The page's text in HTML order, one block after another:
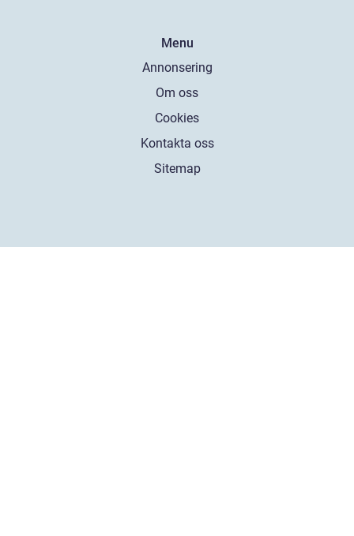
Menu
Annonsering
Om oss
Cookies
Kontakta oss
Sitemap